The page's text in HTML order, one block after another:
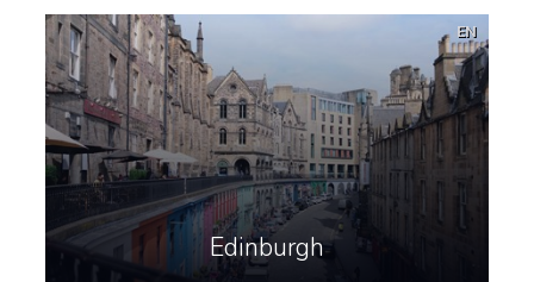
Edinburgh
EN